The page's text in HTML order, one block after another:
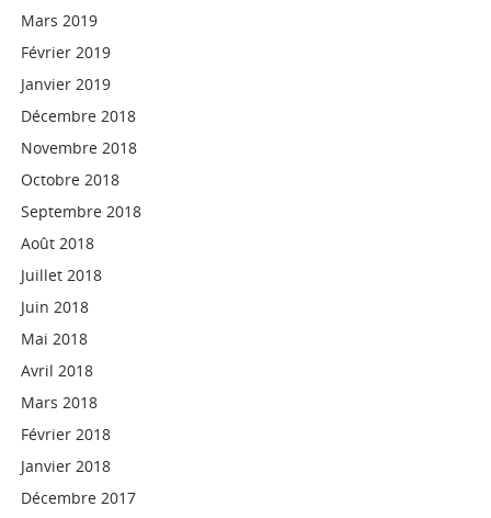
Mars 2019
Février 2019
Janvier 2019
Décembre 2018
Novembre 2018
Octobre 2018
Septembre 2018
Août 2018
Juillet 2018
Juin 2018
Mai 2018
Avril 2018
Mars 2018
Février 2018
Janvier 2018
Décembre 2017